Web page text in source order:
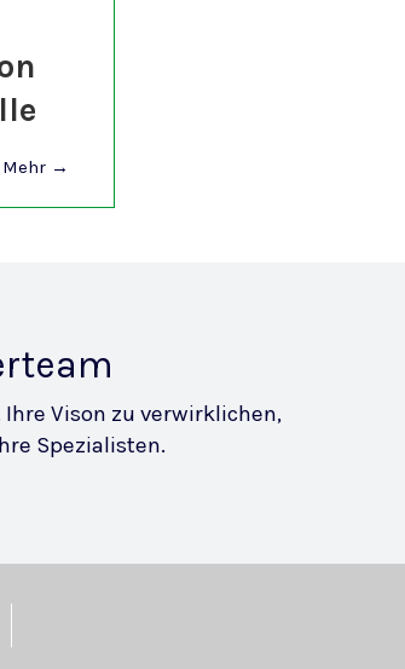
Mehr →
Ihre Vison zu verwirklichen,
Spezialisten.